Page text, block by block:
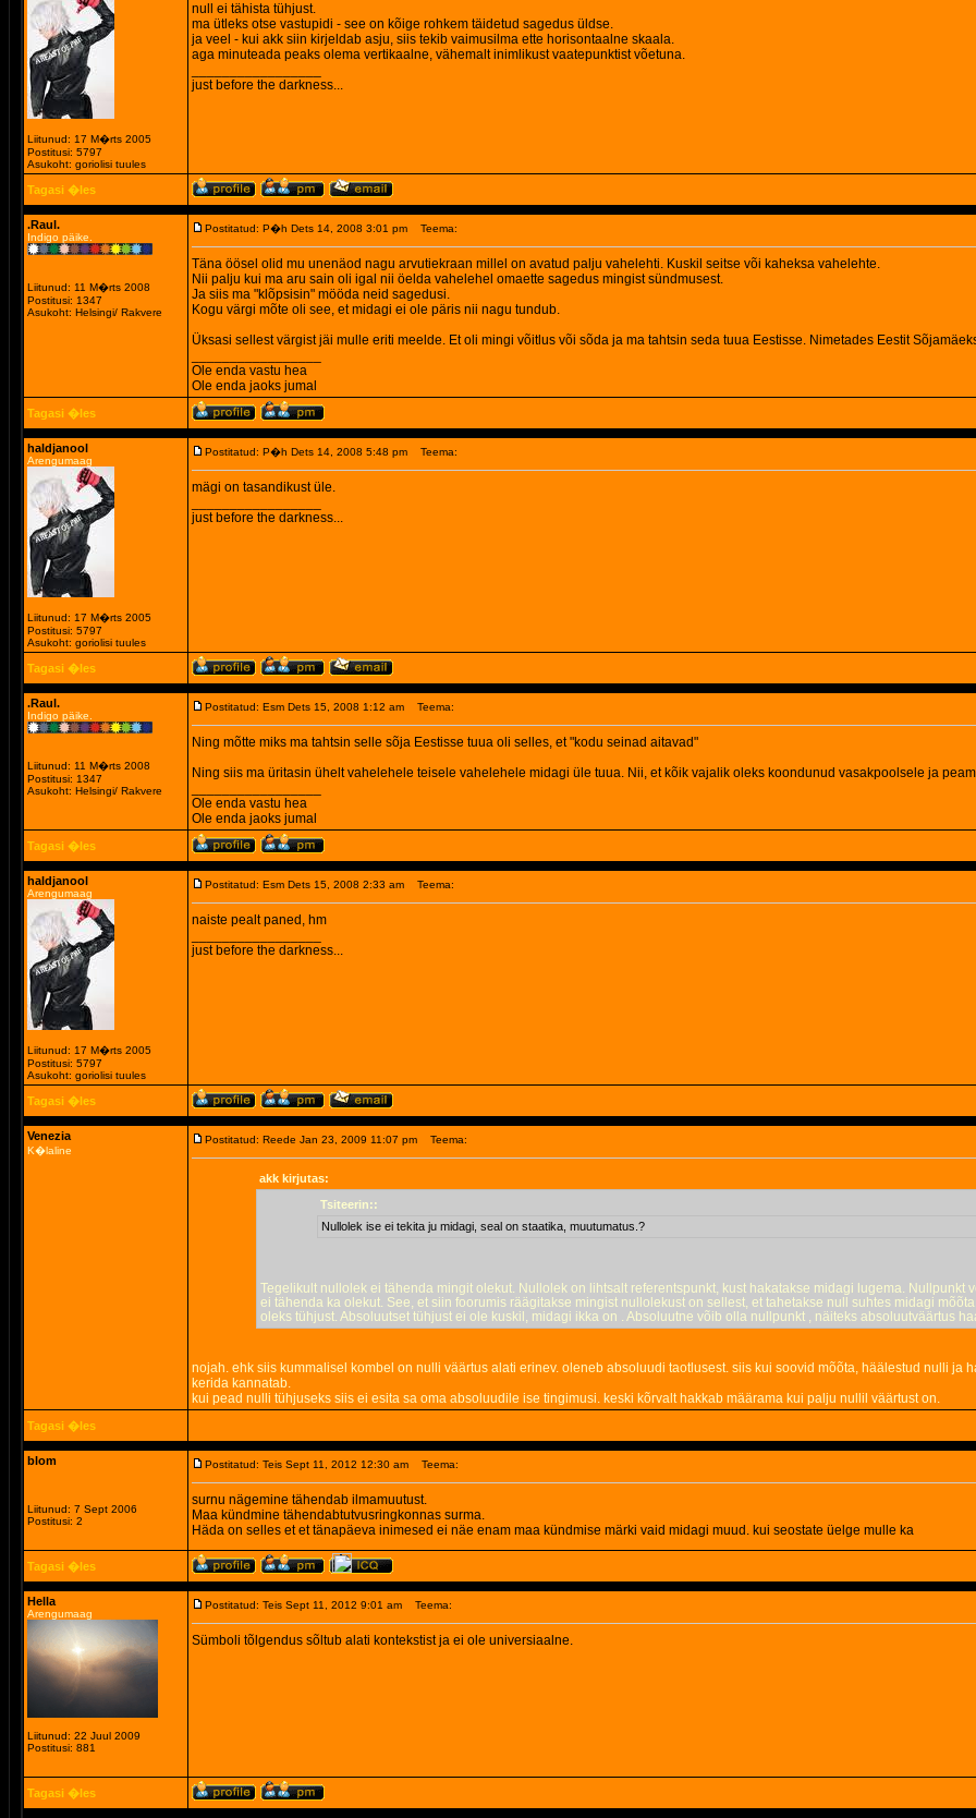
Liitunud: 17 M�rts 2005
Postitusi: 5797
Asukoht: goriolisi tuules
null ei tähista tühjust.
ma ütleks otse vastupidi - see on kõige rohkem täidetud sagedus üldse.
ja veel - kui akk siin kirjeldab asju, siis tekib vaimusilma ette horisontaalne skaala.
aga minuteada peaks olema vertikaalne, vähemalt inimlikust vaatepunktist võetuna.
just before the darkness...
Tagasi �les
.Raul.
Indigo päike.
Liitunud: 11 M�rts 2008
Postitusi: 1347
Asukoht: Helsingi/ Rakvere
Postitatud: P�h Dets 14, 2008 3:01 pm Teema:
Täna öösel olid mu unenäod nagu arvutiekraan millel on avatud palju vahelehti. Kuskil seitse või kaheksa vahelehte.
Nii palju kui ma aru sain oli igal nii öelda vahelehel omaette sagedus mingist sündmusest.
Ja siis ma "klõpsisin" mööda neid sagedusi.
Kogu värgi mõte oli see, et midagi ei ole päris nii nagu tundub.
Üksasi sellest värgist jäi mulle eriti meelde. Et oli mingi võitlus või sõda ja ma tahtsin seda tuua Eestisse. Nimetades Eestit
Ole enda vastu hea
Ole enda jaoks jumal
Tagasi �les
haldjanool
Arengumaag
Liitunud: 17 M�rts 2005
Postitusi: 5797
Asukoht: goriolisi tuules
Postitatud: P�h Dets 14, 2008 5:48 pm Teema:
mägi on tasandikust üle.
just before the darkness...
Tagasi �les
.Raul.
Indigo päike.
Liitunud: 11 M�rts 2008
Postitusi: 1347
Asukoht: Helsingi/ Rakvere
Postitatud: Esm Dets 15, 2008 1:12 am Teema:
Ning mõtte miks ma tahtsin selle sõja Eestisse tuua oli selles, et "kodu seinad aitavad"
Ning siis ma üritasin ühelt vahelehele teisele vahelehele midagi üle tuua. Nii, et kõik vajalik oleks koondunud vasakpoolsele ja
Ole enda vastu hea
Ole enda jaoks jumal
Tagasi �les
haldjanool
Arengumaag
Liitunud: 17 M�rts 2005
Postitusi: 5797
Asukoht: goriolisi tuules
Postitatud: Esm Dets 15, 2008 2:33 am Teema:
naiste pealt paned, hm
just before the darkness...
Tagasi �les
Venezia
K�laline
Postitatud: Reede Jan 23, 2009 11:07 pm Teema:
akk kirjutas:
Tsiteerin::
Nullolek ise ei tekita ju midagi, seal on staatika, muutumatus.?
Tegelikult nullolek ei tähenda mingit olekut. Nullolek on lihtsalt referentspunkt, kust hakatakse midagi lugema. Nullpunkt
ei tähenda ka olekut. See, et siin foorumis räägitakse mingist nullolekust on sellest, et tahetakse null suhtes midagi
oleks tühjust. Absoluutset tühjust ei ole kuskil, midagi ikka on . Absoluutne võib olla nullpunkt , näiteks absoluutväärtus
nojah. ehk siis kummalisel kombel on nulli väärtus alati erinev. oleneb absoluudi taotlusest. siis kui soovid mõõta, häälestud nulli ja
kerida kannatab.
kui pead nulli tühjuseks siis ei esita sa oma absoluudile ise tingimusi. keski kõrvalt hakkab määrama kui palju nullil väärtust on.
Tagasi �les
blom
Liitunud: 7 Sept 2006
Postitusi: 2
Postitatud: Teis Sept 11, 2012 12:30 am Teema:
surnu nägemine tähendab ilmamuutust.
Maa kündmine tähendabtutvusringkonnas surma.
Häda on selles et et tänapäeva inimesed ei näe enam maa kündmise märki vaid midagi muud. kui seostate üelge mulle ka
Tagasi �les
Hella
Arengumaag
Liitunud: 22 Juul 2009
Postitusi: 881
Postitatud: Teis Sept 11, 2012 9:01 am Teema:
Sümboli tõlgendus sõltub alati kontekstist ja ei ole universiaalne.
Tagasi �les